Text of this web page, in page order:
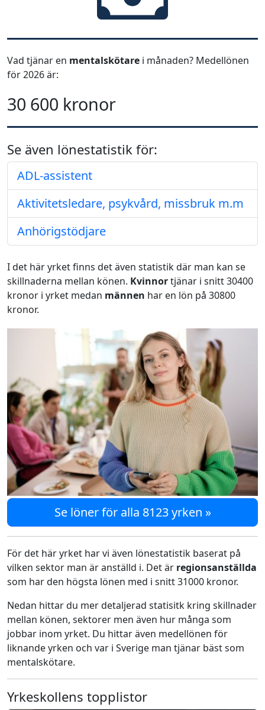
Vad tjänar en mentalskötare i månaden? Medellönen
för 2026 är:
30 600 kronor
Se även lönestatistik för:
ADL-assistent
Aktivitetsledare, psykvård, missbruk m.m
Anhörigstödjare
I det här yrket finns det även statistik där man kan se
skillnaderna mellan könen. Kvinnortjänar i snitt 30400
kronor i yrket medan männen har en lön på 30800
kronor.
Se löner för alla 8123 yrken »
För det här yrket har vi även lönestatistik baserat på
vilken sektor man är anställd i. Det är regionsanställda
som har den högsta lönen med i snitt 31000 kronor.
Nedan hittar du mer detaljerad statisitk kring skillnader
mellan könen, sektorer men även hur många som
jobbar inom yrket. Du hittar även medellönen för
liknande yrken och var i Sverige man tjänar bäst som
mentalskötare.
Yrkeskollens topplistor